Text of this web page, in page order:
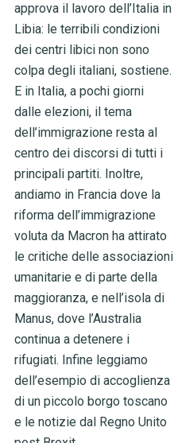
approva il lavoro dell’Italia in
Libia: le terribili condizioni
dei centri libici non sono
colpa degli italiani, sostiene.
E in Italia, a pochi giorni
dalle elezioni, il tema
dell’immigrazione resta al
centro dei discorsi di tutti i
principali partiti. Inoltre,
andiamo in Francia dove la
riforma dell’immigrazione
voluta da Macron ha attirato
le critiche delle associazioni
umanitarie e di parte della
maggioranza, e nell’isola di
Manus, dove l’Australia
continua a detenere i
rifugiati. Infine leggiamo
dell’esempio di accoglienza
di un piccolo borgo toscano
e le notizie dal Regno Unito